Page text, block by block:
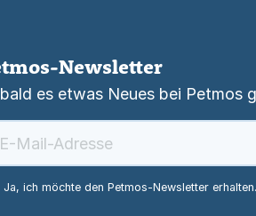
Newsletter
es etwas Neues bei Petmos
Ja, ich möchte den Petmos-Newsletter